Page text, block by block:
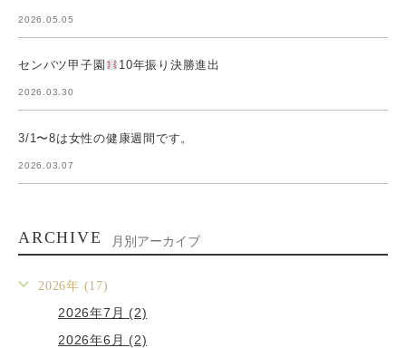
2026.05.05
センバツ甲子園 10年振り決勝進出
2026.03.30
3/1〜8は女性の健康週間です。
2026.03.07
ARCHIVE 月別アーカイブ
2026年 (17)
2026年7月 (2)
2026年6月 (2)